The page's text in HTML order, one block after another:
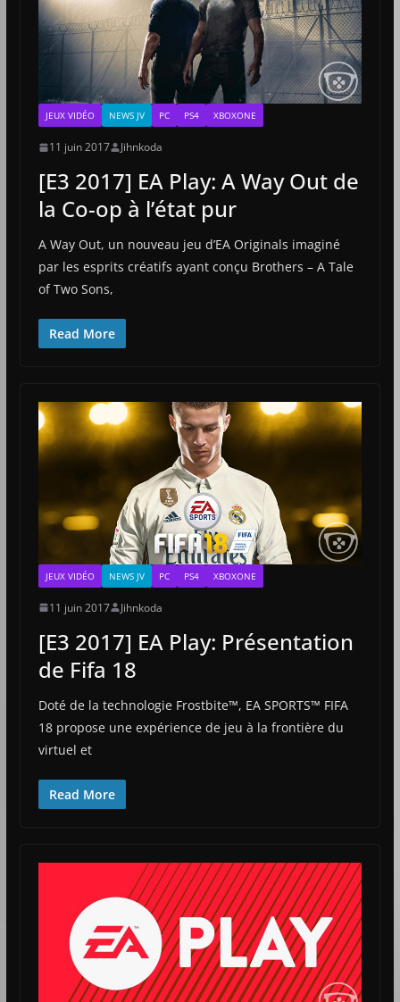
JEUX VIDÉO NEWS JV PC PS4 XBOXONE
11 juin 2017 Jihnkoda
[E3 2017] EA Play: A Way Out de
la Co-op à l’état pur
A Way Out, un nouveau jeu d’EA Originals imaginé
par les esprits créatifs ayant conçu Brothers – A Tale
of Two Sons,
Read More
JEUX VIDÉO NEWS JV PC PS4 XBOXONE
11 juin 2017 Jihnkoda
[E3 2017] EA Play: Présentation
de Fifa 18
Doté de la technologie Frostbite™, EA SPORTS™ FIFA
18 propose une expérience de jeu à la frontière du
virtuel et
Read More